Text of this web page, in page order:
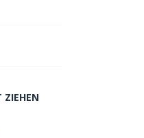
ZIEHEN